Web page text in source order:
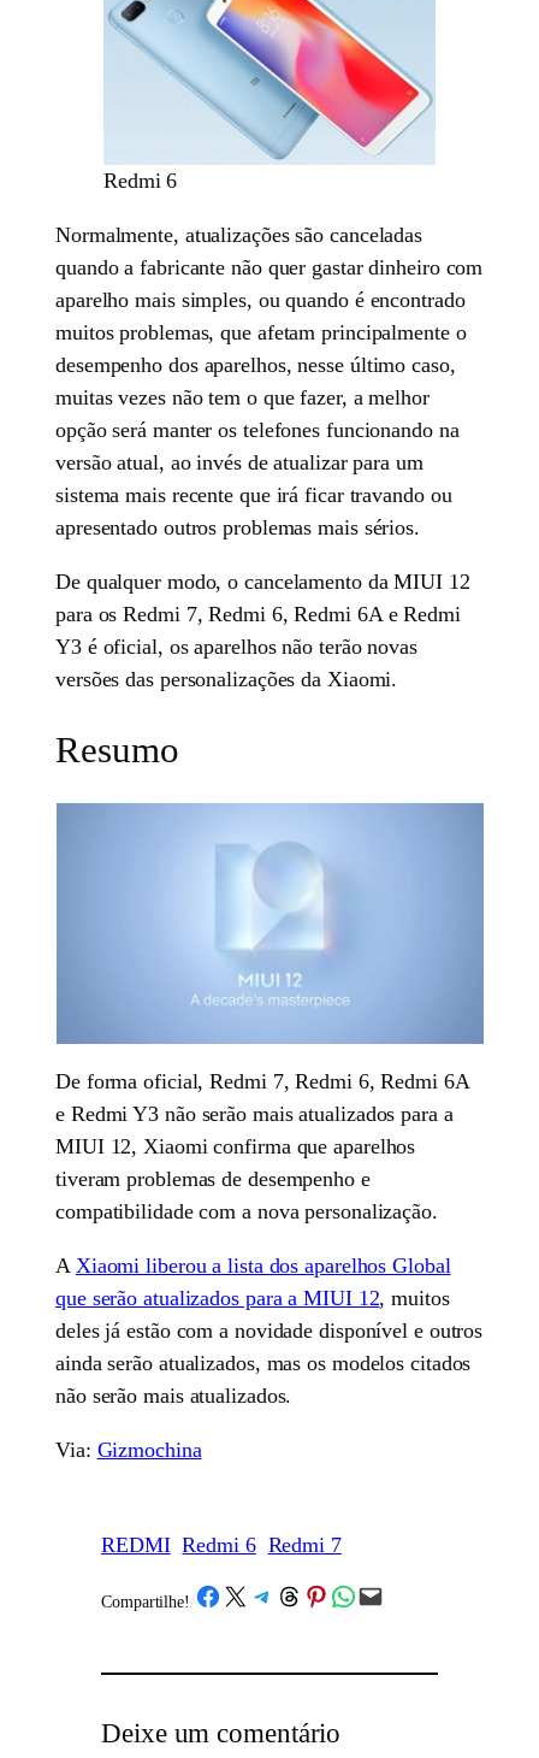
Redmi 6
Normalmente, atualizações são canceladas
quando a fabricante não quer gastar dinheiro com
aparelho mais simples, ou quando é encontrado
muitos problemas, que afetam principalmente o
desempenho dos aparelhos, nesse último caso,
muitas vezes não tem o que fazer, a melhor
opção será manter os telefones funcionando na
versão atual, ao invés de atualizar para um
sistema mais recente que irá ficar travando ou
apresentado outros problemas mais sérios.
De qualquer modo, o cancelamento da MIUI 12
para os Redmi 7, Redmi 6, Redmi 6A e Redmi
Y3 é oficial, os aparelhos não terão novas
versões das personalizações da Xiaomi.
Resumo
De forma oficial, Redmi 7, Redmi 6, Redmi 6A
e Redmi Y3 não serão mais atualizados para a
MIUI 12, Xiaomi confirma que aparelhos
tiveram problemas de desempenho e
compatibilidade com a nova personalização.
A Xiaomi liberou a lista dos aparelhos Global
que serão atualizados para a MIUI 12, muitos
deles já estão com a novidade disponível e outros
ainda serão atualizados, mas os modelos citados
não serão mais atualizados.
Via: Gizmochina
REDMI Redmi 6 Redmi 7
Compartilhe!/Share on Facebook
Share on X Share on Telegram
Share on Threads
Share on Pinterest
Share on WhatsApp
Email this Page
Deixe um comentário